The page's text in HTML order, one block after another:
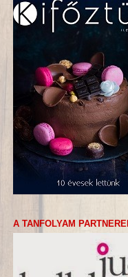
A TANFOLYAM